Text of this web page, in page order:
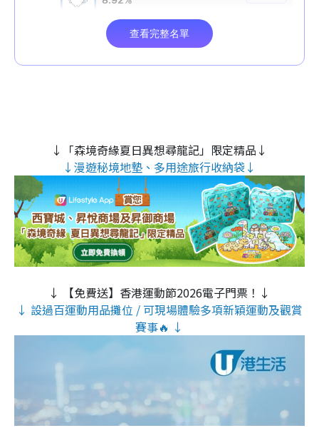
↓「森境奇緣夏日異想尋龍記」限定精品↓
↓漫遊秘境地墊、多用途旅行收納袋↓
↓ 【免費送】香港運動節2026電子門票！↓
↓ 設過百運動用品攤位 / 可現場體驗多項新穎運動及觀賞
賽事🔥 ↓